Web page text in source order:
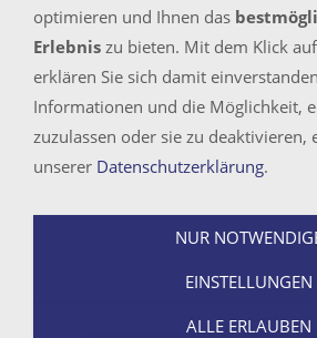
Startseite
Sitemap
Impressum/Rechtliches/KI und
Kontaktadressen
Bundesweit (Inland) kostenlos
Tel.: 0800 - 30 50
info@proof-
© 2026 - Detektei PROOF-
optimieren und Ihnen das
Erlebnis zu bieten. Mit dem Klick auf
erklären Sie sich damit
Informationen und die Möglichkeit,
zuzulassen oder sie zu deaktivieren,
unserer Datenschutzerklärung.
NUR
EINSTELLUNGEN
ALLE ERLAUBEN